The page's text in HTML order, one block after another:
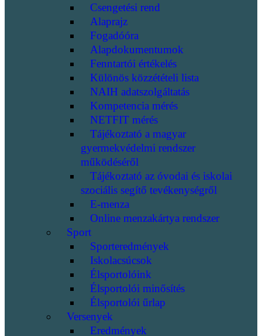
Csengetési rend
Alaprajz
Fogadóóra
Alapdokumentumok
Fenntartói értékelés
Különös közzétételi lista
NAIH adatszolgáltatás
Kompetencia mérés
NETFIT mérés
Tájékoztató a magyar
gyermekvédelmi rendszer
működéséről
Tájékoztató az óvodai és iskolai
szociális segítő tevékenységről
E-menza
Online menzakártya rendszer
Sport
Sporteredmények
Iskolacsúcsok
Élsportolóink
Élsportolói minősítés
Élsportolói űrlap
Versenyek
Eredmények